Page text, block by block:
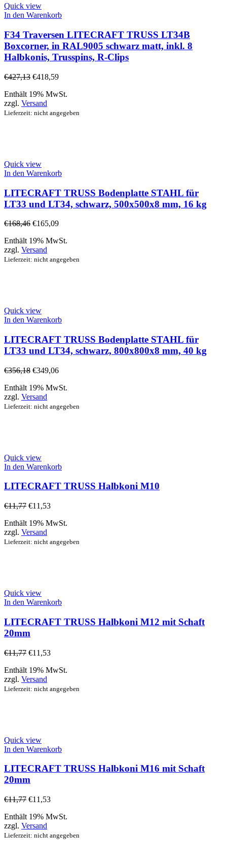
Quick view
In den Warenkorb
F34 Traversen LITECRAFT TRUSS LT34B
Boxcorner, in RAL9005 schwarz matt, inkl. 8
Halbkonis, Trusspins, R-Clips
€427,13 €418,59
Enthält 19% MwSt.
zzgl. Versand
Lieferzeit: nicht angegeben
Quick view
In den Warenkorb
LITECRAFT TRUSS Bodenplatte STAHL für
LT33 und LT34, schwarz, 500x500x8 mm, 16 kg
€168,46 €165,09
Enthält 19% MwSt.
zzgl. Versand
Lieferzeit: nicht angegeben
Quick view
In den Warenkorb
LITECRAFT TRUSS Bodenplatte STAHL für
LT33 und LT34, schwarz, 800x800x8 mm, 40 kg
€356,18 €349,06
Enthält 19% MwSt.
zzgl. Versand
Lieferzeit: nicht angegeben
Quick view
In den Warenkorb
LITECRAFT TRUSS Halbkoni M10
€11,77 €11,53
Enthält 19% MwSt.
zzgl. Versand
Lieferzeit: nicht angegeben
Quick view
In den Warenkorb
LITECRAFT TRUSS Halbkoni M12 mit Schaft
20mm
€11,77 €11,53
Enthält 19% MwSt.
zzgl. Versand
Lieferzeit: nicht angegeben
Quick view
In den Warenkorb
LITECRAFT TRUSS Halbkoni M16 mit Schaft
20mm
€11,77 €11,53
Enthält 19% MwSt.
zzgl. Versand
Lieferzeit: nicht angegeben